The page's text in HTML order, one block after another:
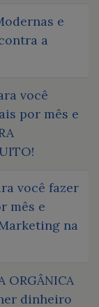
e
a
você
por mês e
você fazer
mês e
na
ORGÂNICA
dinheiro